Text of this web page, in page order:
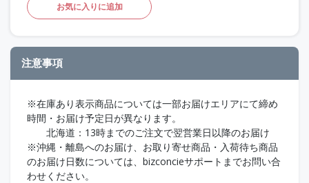
お気に入りに追加
注意事項
※在庫あり表示商品については一部お届けエリアにて締め
時間・お届け予定日が異なります。
北海道：13時までのご注文で翌営業日以降のお届け
※沖縄・離島へのお届け、お取り寄せ商品・入荷待ち商品
のお届け日数については、bizconcieサポートまでお問い合
わせください。